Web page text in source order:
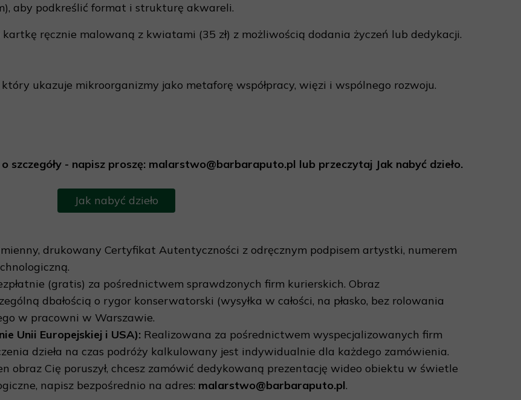
Jak nabyć dzieło
drukowany Certyfikat Autentyczności z odręcznym podpisem artystki, numerem
(gratis) za pośrednictwem sprawdzonych firm kurierskich. Obraz
dbałością o rygor konserwatorski (wysyłka w całości, na płasko, bez rolowania
w pracowni w Warszawie.
Unii Europejskiej i USA): Realizowana za pośrednictwem wyspecjalizowanych firm
dzieła na czas podróży kalkulowany jest indywidualnie dla każdego zamówienia.
obraz Cię poruszył, chcesz zamówić dedykowaną prezentację wideo obiektu w świetle
napisz bezpośrednio na adres: malarstwo@barbaraputo.pl.
szczegóły - napisz proszę: malarstwo@barbaraputo.pl lub przeczytaj Jak nabyć dzieło.
aby podkreślić format i strukturę akwareli.
ręcznie malowaną z kwiatami (35 zł) z możliwością dodania życzeń lub dedykacji.
który ukazuje mikroorganizmy jako metaforę współpracy, więzi i wspólnego rozwoju.